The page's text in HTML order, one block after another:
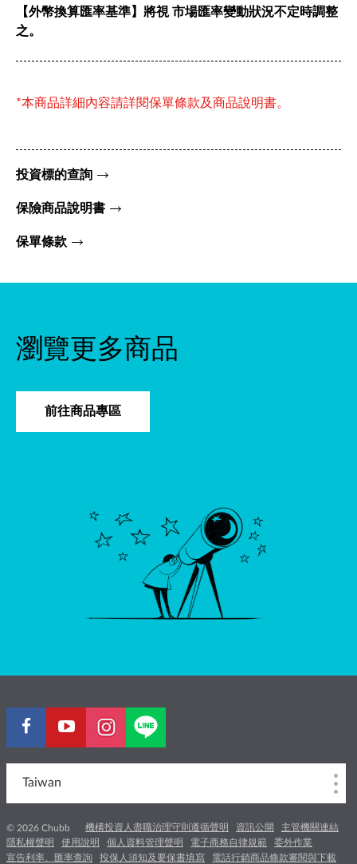
【外幣換算匯率基準】將視 市場匯率變動狀況不定時調整
之。
*本商品詳細內容請詳閱保單條款及商品說明書。
投資標的查詢
保險商品說明書
保單條款
瀏覽更多商品
前往商品專區
Taiwan
© 2026 Chubb 機構投資人盡職治理守則遵循聲明 資訊公開
主管機關連結
隱私權聲明
使用說明 個人資料管理聲明 電子商務自律規範
委外作業
宣告利率、匯率查詢
投保人須知及要保書填寫 電話行銷商品條款審閱與下載